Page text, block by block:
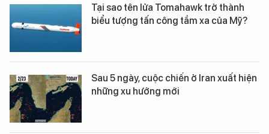
Tại sao tên lửa Tomahawk trở thành
biểu tượng tấn công tầm xa của Mỹ?
Sau 5 ngày, cuộc chiến ở Iran xuất hiện
những xu hướng mới